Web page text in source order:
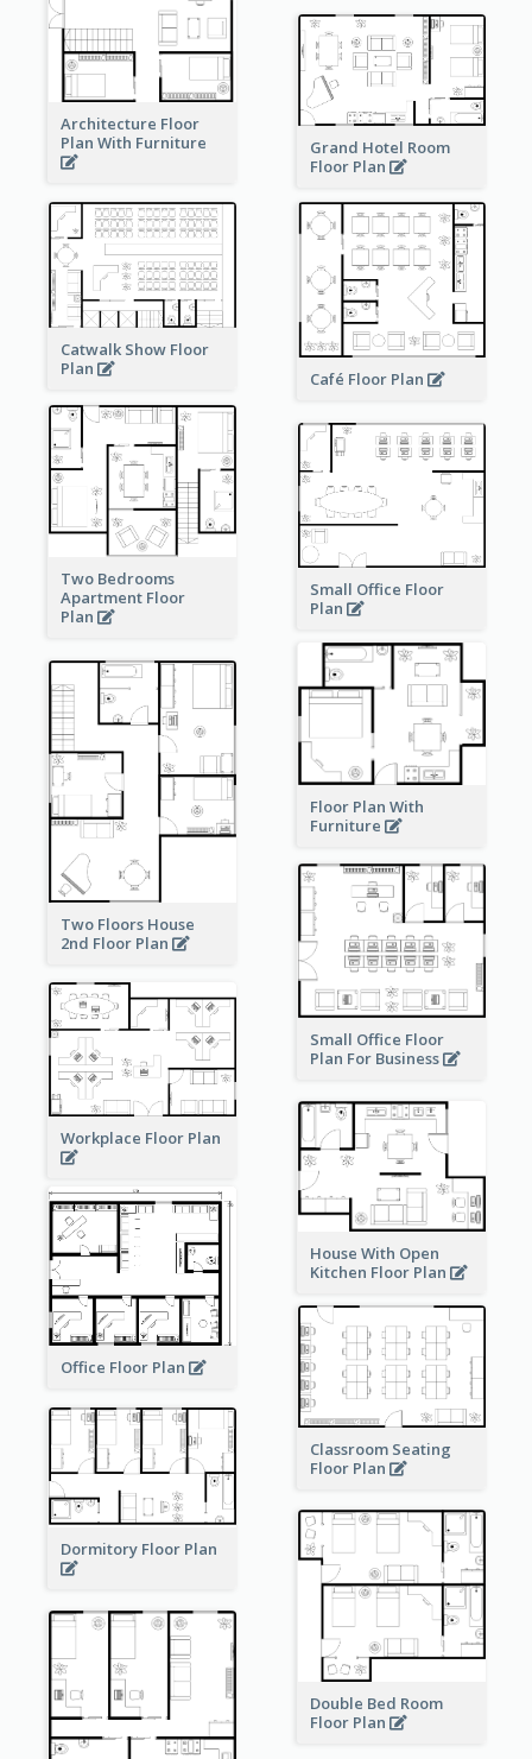
Architecture Floor
Plan With Furniture
Grand Hotel Room
Floor Plan
Catwalk Show Floor
Plan
Café Floor Plan
Two Bedrooms
Apartment Floor
Plan
Small Office Floor
Plan
Floor Plan With
Furniture
Two Floors House
2nd Floor Plan
Small Office Floor
Plan For Business
Workplace Floor Plan
House With Open
Kitchen Floor Plan
Office Floor Plan
Classroom Seating
Floor Plan
Dormitory Floor Plan
Double Bed Room
Floor Plan